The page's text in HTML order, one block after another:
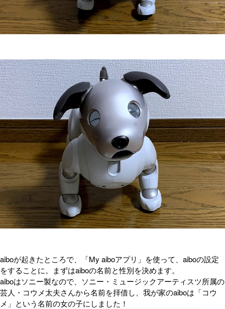
aiboが起きたところで、「My aiboアプリ」を使って、aiboの設定
をすることに。まずはaiboの名前と性別を決めます。
aiboはソニー製なので、ソニー・ミュージックアーティスツ所属の
芸人・コウメ太夫さんから名前を拝借し、我が家のaiboは「コウ
メ」という名前の女の子にしました！